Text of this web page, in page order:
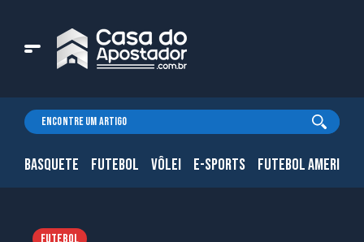
BASQUETE FUTEBOL VÔLEI E-SPORTS FUTEBOL